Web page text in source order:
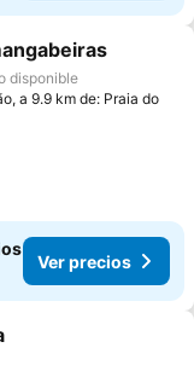
disponible
a 9.9 km de: Praia do
Ver precios